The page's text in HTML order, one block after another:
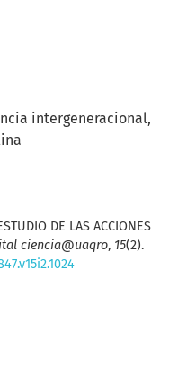
intergeneracional
DE LAS ACCIONES
ciencia@uaqro, 15(2).